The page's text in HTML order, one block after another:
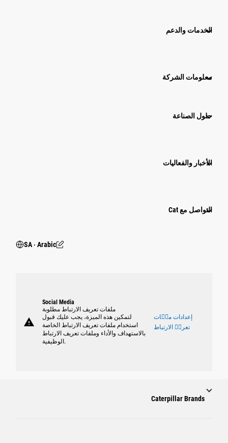
الخدمات والدعم
معلومات الشركة
حلول الصناعة
الأخبار والفعاليات
التواصل مع Cat
SA ‧ Arabic
warning
Social Media
ملفات تعريف الارتباط مطلوبة
لتمكين هذه الميزة، يجب عليك قبول
استخدام ملفات تعريف الارتباط الخاصة
بالاستهداف والأداء وملفات تعريف الارتباط
الوظيفية.
إعدادات ملٝات
تعريٝ الارتباط
Caterpillar Brands